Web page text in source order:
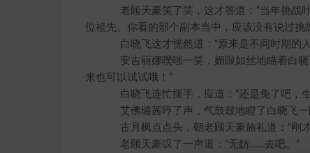
老顾天豪笑了笑，这才答道：“当年挑战叶
位祖先。你看的那个副本当中，应该没有说过挑
白晓飞这才恍然道：“原来是不同时期的
安吉丽娜噗嗤一笑，媚眼如丝地瞄着白晓
来也可以试试哦！”
白晓飞连忙摆手，应道：“还是免了吧，
艾佛璐茜哼了声，气鼓鼓地瞪了白晓飞一
古月枫点点头，朝老顾天豪施礼道：“刚
老顾天豪叹了一声道：“无妨……去吧。”